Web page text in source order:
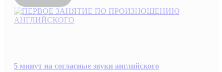
5 минут на согласные звуки английского